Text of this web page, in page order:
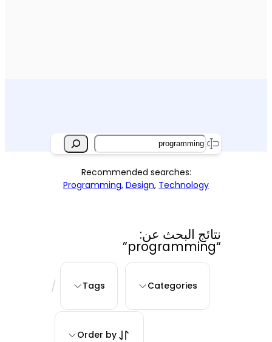
Search
Recommended searches:
Programming, Design, Technology
نتائج البحث عن:
“programming”
Categories
Tags
/
Order by